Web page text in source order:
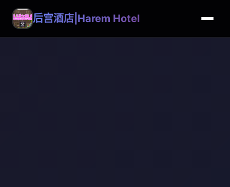
后宫酒店|Harem Hotel